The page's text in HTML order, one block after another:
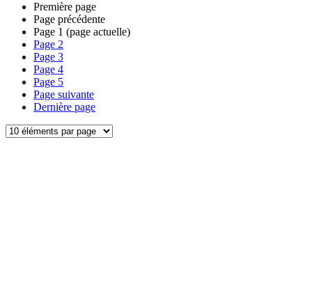
Première page
Page précédente
Page 1 (page actuelle)
Page 2
Page 3
Page 4
Page 5
Page suivante
Dernière page